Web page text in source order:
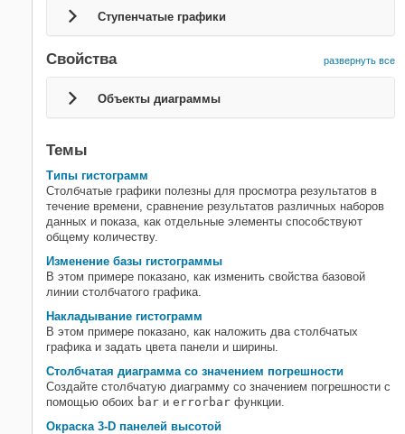
Ступенчатые графики
Свойства развернуть все
Объекты диаграммы
Темы
Типы гистограмм
Столбчатые графики полезны для просмотра результатов в
течение времени, сравнение результатов различных наборов
данных и показа, как отдельные элементы способствуют
общему количеству.
Изменение базы гистограммы
В этом примере показано, как изменить свойства базовой
линии столбчатого графика.
Накладывание гистограмм
В этом примере показано, как наложить два столбчатых
графика и задать цвета панели и ширины.
Столбчатая диаграмма со значением погрешности
Создайте столбчатую диаграмму со значением погрешности с
помощью обоих bar и errorbar функции.
Окраска 3-D панелей высотой